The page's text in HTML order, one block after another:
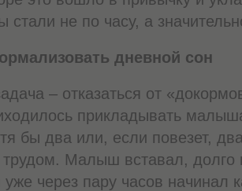
стали не по часу, а
дневной сон
– отказаться от
прикладывать
бы два или, если повезет,
Малыш вставал, долго
уже через пару часов начинал